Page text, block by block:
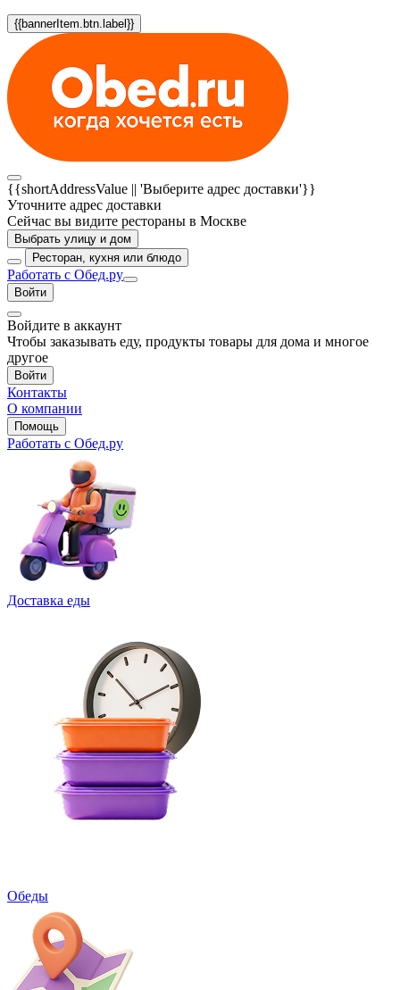
{{bannerItem.btn.label}}
{{shortAddressValue || 'Выберите адрес доставки'}}
Уточните адрес доставки
Сейчас вы видите рестораны в Москве
Выбрать улицу и дом
Ресторан, кухня или блюдо
Работать с Обед.ру
Войти
Войдите в аккаунт
Чтобы заказывать еду, продукты товары для дома и многое
другое
Войти
Контакты
О компании
Помощь
Работать с Обед.ру
Доставка еды
Обеды